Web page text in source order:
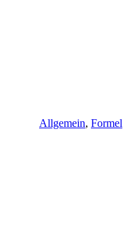
Allgemein, Formel